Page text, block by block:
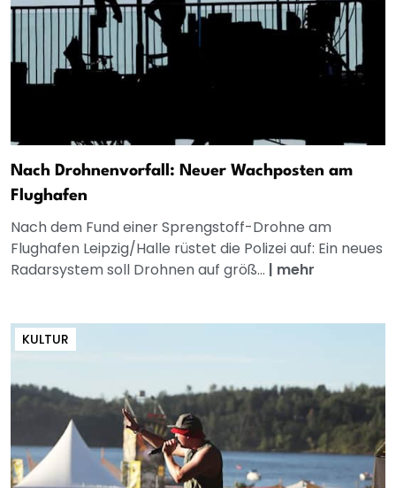
Nach Drohnenvorfall: Neuer Wachposten am
Flughafen
Nach dem Fund einer Sprengstoff-Drohne am
Flughafen Leipzig/Halle rüstet die Polizei auf: Ein neues
Radarsystem soll Drohnen auf größ... | mehr
KULTUR